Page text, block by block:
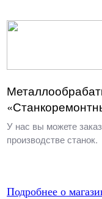
У нас вы можете
производстве станок.
Подробнее о